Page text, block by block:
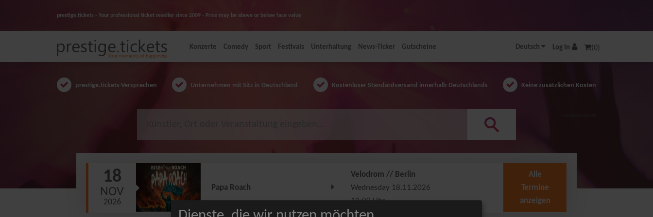
prestige.tickets - Your professional ticket reseller since 2009 - Price may be above or below face value
Deutsch Log In (0)
Konzerte Comedy Sport Festivals Unterhaltung News-Ticker Gutscheine
prestige.tickets-Versprechen Unternehmen mit Sitz in Deutschland Kostenloser Standardversand innerhalb Deutschlands Keine zusätzlichen Kosten
18
NOV
2026
Papa Roach
Velodrom // Berlin
Wednesday 18.11.2026
19:00 Uhr
Alle
Termine
anzeigen